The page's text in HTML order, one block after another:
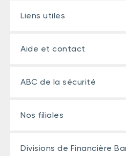
Liens utiles
Aide et contact
ABC de la sécurité
Nos filiales
Divisions de Financière